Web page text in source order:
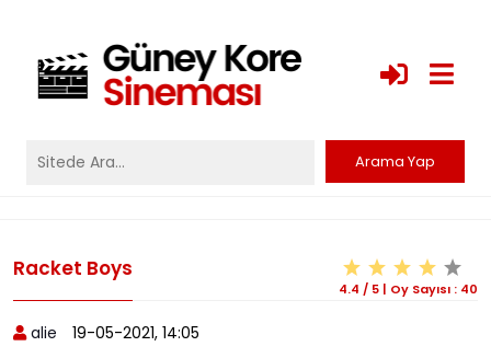
Racket Boys
4.4 / 5 | Oy Sayısı : 40
alie 19-05-2021, 14:05